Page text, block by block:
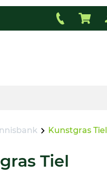
Kunstgras Tiel
Tiel